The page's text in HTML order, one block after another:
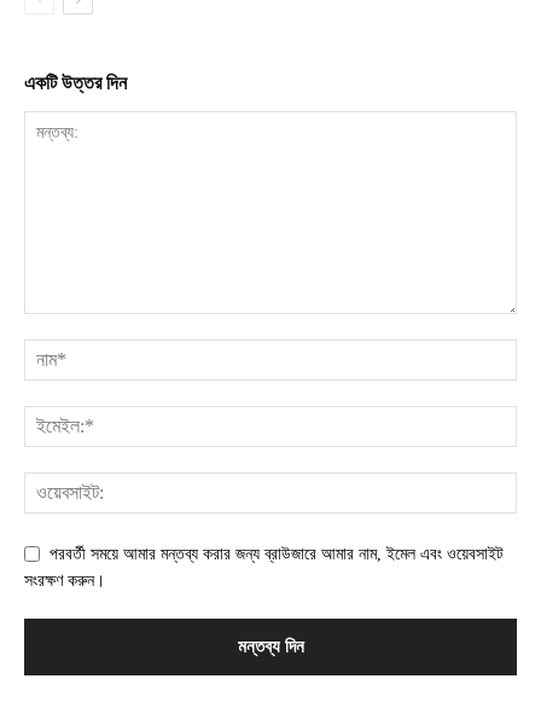
একটি উত্তর দিন
পরবর্তী সময়ে আমার মন্তব্য করার জন্য ব্রাউজারে আমার নাম, ইমেল এবং ওয়েবসাইট
সংরক্ষণ করুন।